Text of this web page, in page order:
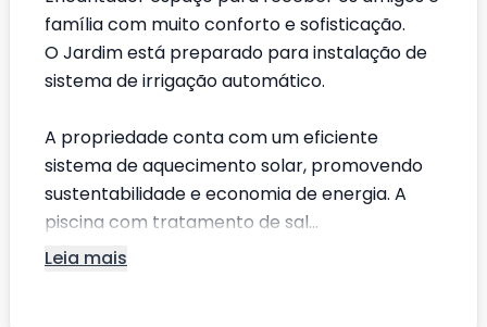
família com muito conforto e sofisticação.
O Jardim está preparado para instalação de
sistema de irrigação automático.
A propriedade conta com um eficiente
sistema de aquecimento solar, promovendo
sustentabilidade e economia de energia. A
piscina com tratamento de sal...
Leia mais